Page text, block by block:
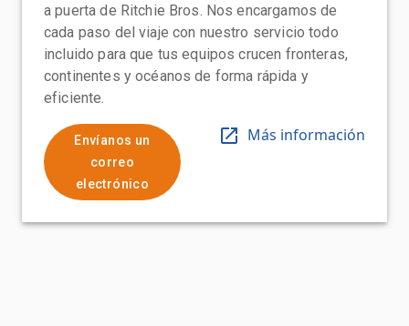
a puerta de Ritchie Bros. Nos encargamos de
cada paso del viaje con nuestro servicio todo
incluido para que tus equipos crucen fronteras,
continentes y océanos de forma rápida y
eficiente.
Envíanos un
correo
electrónico
Más información